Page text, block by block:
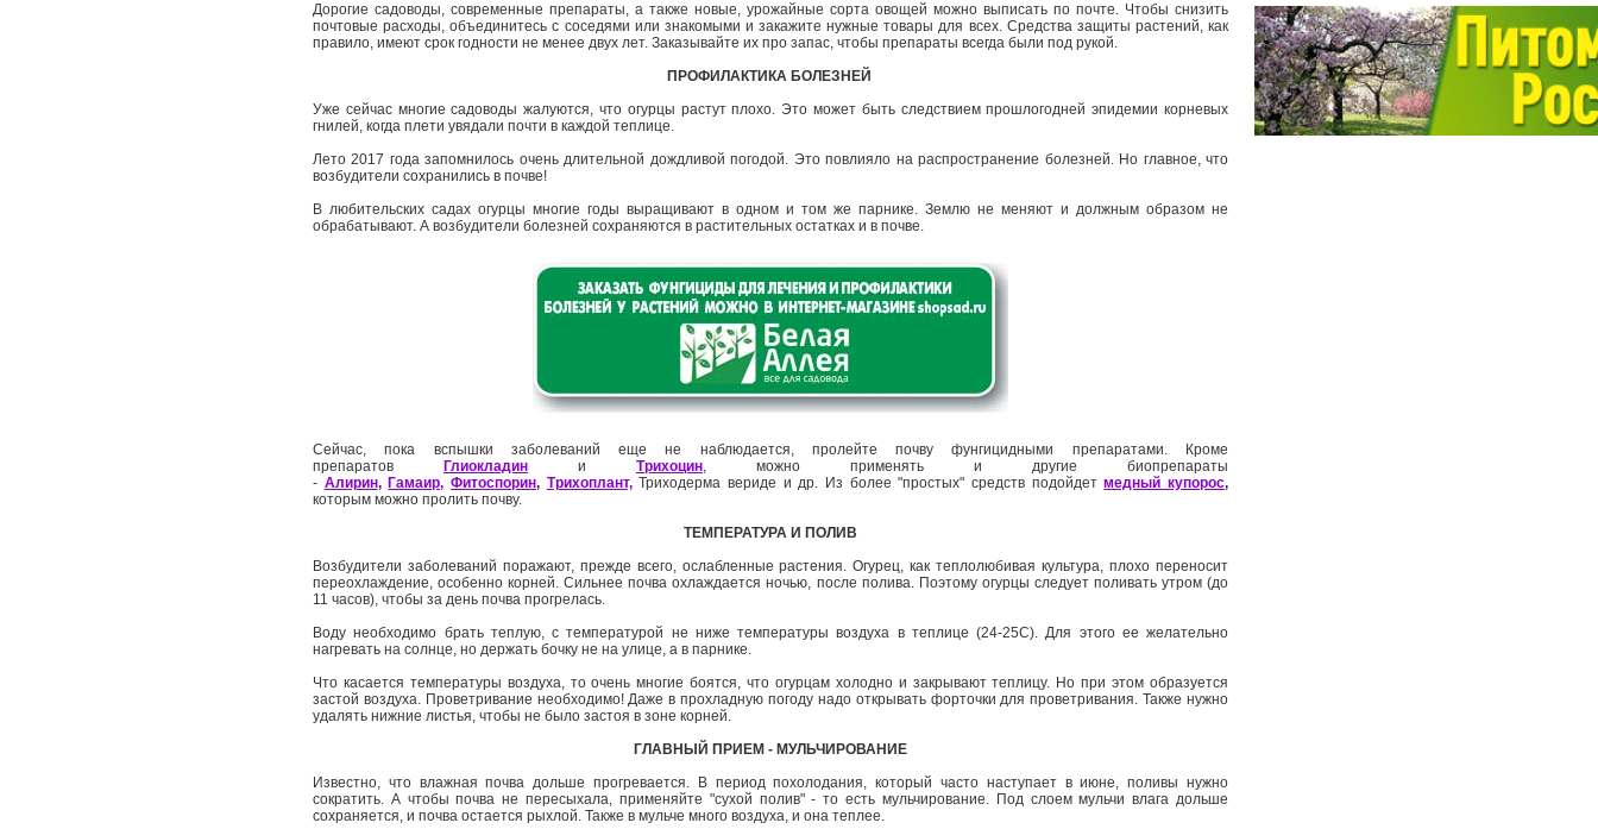
Дорогие садоводы, современные препараты, а также новые, урожайные сорта овощей можно выписать по почте. Чтобы снизить
почтовые расходы, объединитесь с соседями или знакомыми и закажите нужные товары для всех. Средства защиты растений, как
правило, имеют срок годности не менее двух лет. Заказывайте их про запас, чтобы препараты всегда были под рукой.
ПРОФИЛАКТИКА БОЛЕЗНЕЙ
Уже сейчас многие садоводы жалуются, что огурцы растут плохо. Это может быть следствием прошлогодней эпидемии корневых
гнилей, когда плети увядали почти в каждой теплице.
Лето 2017 года запомнилось очень длительной дождливой погодой. Это повлияло на распространение болезней. Но главное, что
возбудители сохранились в почве!
В любительских садах огурцы многие годы выращивают в одном и том же парнике. Землю не меняют и должным образом не
обрабатывают. А возбудители болезней сохраняются в растительных остатках и в почве.
Сейчас, пока вспышки заболеваний еще не наблюдается, пролейте почву фунгицидными препаратами. Кроме
препаратов
Глиокладин и Трихоцин, можно применять и другие биопрепараты
- Алирин, Гамаир, Фитоспорин, Трихоплант,Триходерма вериде и др. Из более "простых" средств подойдетмедный купорос,
которым можно пролить почву.
ТЕМПЕРАТУРА И ПОЛИВ
Возбудители заболеваний поражают, прежде всего, ослабленные растения. Огурец, как теплолюбивая культура, плохо переносит
переохлаждение, особенно корней. Сильнее почва охлаждается ночью, после полива. Поэтому огурцы следует поливать утром (до
11 часов), чтобы за день почва прогрелась.
Воду необходимо брать теплую, с температурой не ниже температуры воздуха в теплице (24-25С). Для этого ее желательно
нагревать на солнце, но держать бочку не на улице, а в парнике.
Что касается температуры воздуха, то очень многие боятся, что огурцам холодно и закрывают теплицу. Но при этом образуется
застой воздуха. Проветривание необходимо! Даже в прохладную погоду надо открывать форточки для проветривания. Также нужно
удалять нижние листья, чтобы не было застоя в зоне корней.
ГЛАВНЫЙ ПРИЕМ - МУЛЬЧИРОВАНИЕ
Известно, что влажная почва дольше прогревается. В период похолодания, который часто наступает в июне, поливы нужно
сократить. А чтобы почва не пересыхала, применяйте "сухой полив" - то есть мульчирование. Под слоем мульчи влага дольше
сохраняется, и почва остается рыхлой. Также в мульче много воздуха, и она теплее.